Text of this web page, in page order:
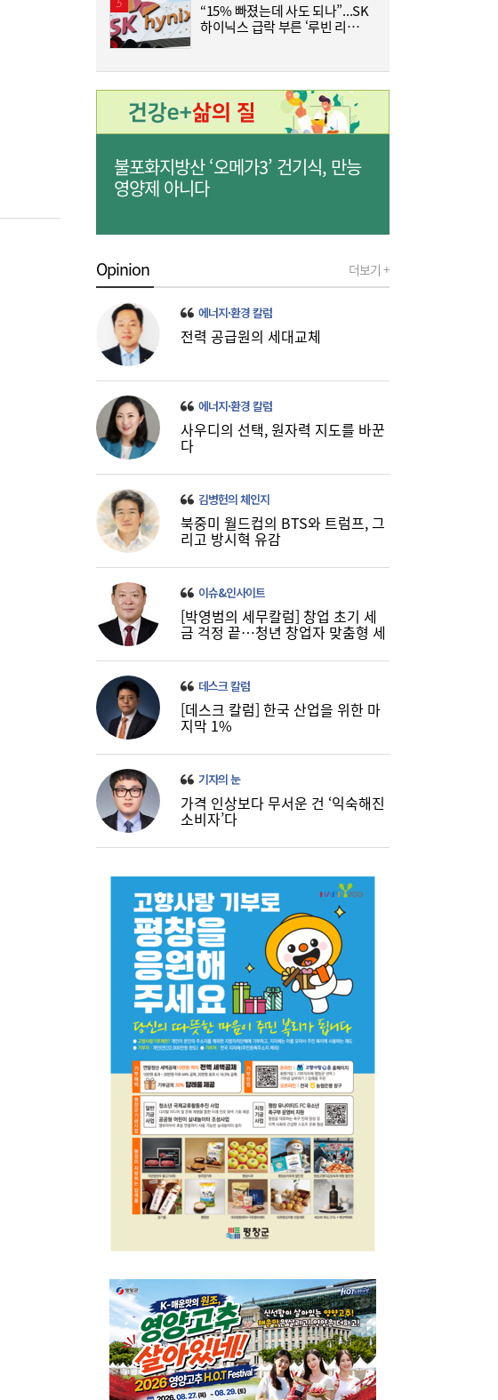
“15% 빠졌는데 사도 되나”...SK
하이닉스 급락 부른 ‘루빈 리스
불포화지방산 ‘오메가3’ 건기식, 만능
영양제 아니다
Opinion 더보기 +
에너지·환경 칼럼
전력 공급원의 세대교체
에너지·환경 칼럼
사우디의 선택, 원자력 지도를 바꾼
다
김병헌의 체인지
북중미 월드컵의 BTS와 트럼프, 그
리고 방시혁 유감
이슈&인사이트
[박영범의 세무칼럼] 창업 초기 세
금 걱정 끝…청년 창업자 맞춤형 세
데스크 칼럼
[데스크 칼럼] 한국 산업을 위한 마
지막 1%
기자의 눈
가격 인상보다 무서운 건 ‘익숙해진
소비자’다